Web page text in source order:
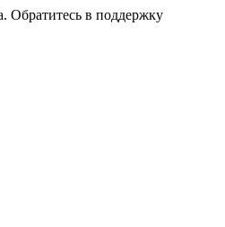
Обратитесь в поддержку